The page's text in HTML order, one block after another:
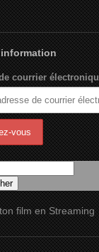
courrier
film en Streaming